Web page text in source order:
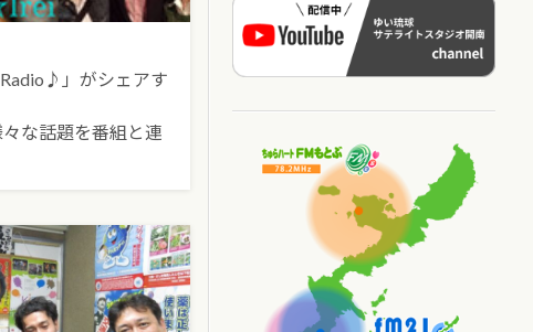
」がシェアす
な話題を番組と連